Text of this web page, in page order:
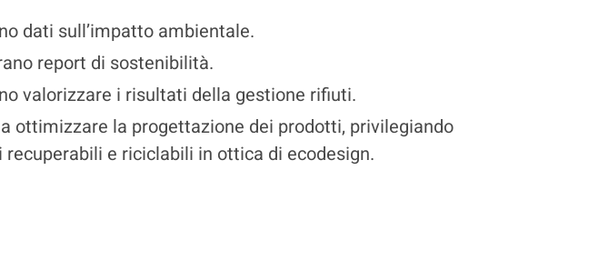
dati sull’impatto ambientale.
report di sostenibilità.
valorizzare i risultati della gestione rifiuti.
ottimizzare la progettazione dei prodotti, privilegiando
e riciclabili in ottica di ecodesign.